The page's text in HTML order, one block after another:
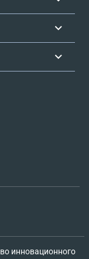
инновационного